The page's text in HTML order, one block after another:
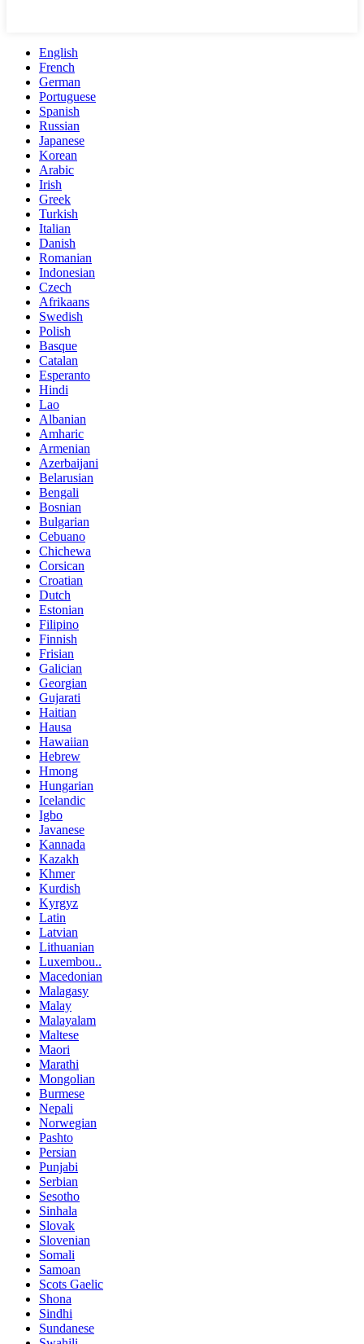
English
French
German
Portuguese
Spanish
Russian
Japanese
Korean
Arabic
Irish
Greek
Turkish
Italian
Danish
Romanian
Indonesian
Czech
Afrikaans
Swedish
Polish
Basque
Catalan
Esperanto
Hindi
Lao
Albanian
Amharic
Armenian
Azerbaijani
Belarusian
Bengali
Bosnian
Bulgarian
Cebuano
Chichewa
Corsican
Croatian
Dutch
Estonian
Filipino
Finnish
Frisian
Galician
Georgian
Gujarati
Haitian
Hausa
Hawaiian
Hebrew
Hmong
Hungarian
Icelandic
Igbo
Javanese
Kannada
Kazakh
Khmer
Kurdish
Kyrgyz
Latin
Latvian
Lithuanian
Luxembou..
Macedonian
Malagasy
Malay
Malayalam
Maltese
Maori
Marathi
Mongolian
Burmese
Nepali
Norwegian
Pashto
Persian
Punjabi
Serbian
Sesotho
Sinhala
Slovak
Slovenian
Somali
Samoan
Scots Gaelic
Shona
Sindhi
Sundanese